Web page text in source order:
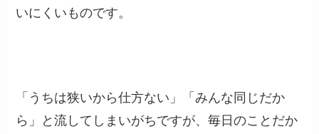
いにくいものです。
「うちは狭いから仕方ない」「みんな同じだか
ら」と流してしまいがちですが、毎日のことだか